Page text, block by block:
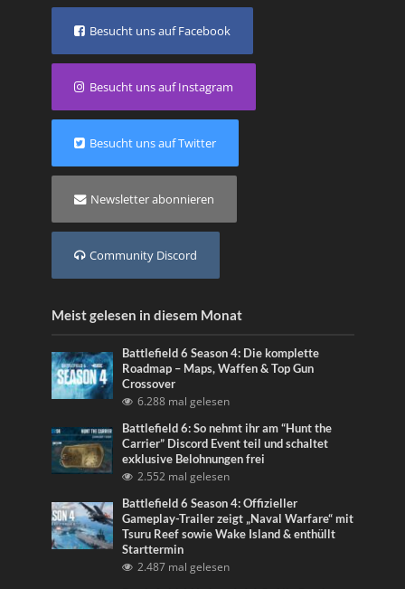
Besucht uns auf Facebook
Besucht uns auf Instagram
Besucht uns auf Twitter
Newsletter abonnieren
Community Discord
Meist gelesen in diesem Monat
Battlefield 6 Season 4: Die komplette
Roadmap – Maps, Waffen & Top Gun
Crossover
6.288 mal gelesen
Battlefield 6: So nehmt ihr am “Hunt the
Carrier” Discord Event teil und schaltet
exklusive Belohnungen frei
2.552 mal gelesen
Battlefield 6 Season 4: Offizieller
Gameplay-Trailer zeigt „Naval Warfare“ mit
Tsuru Reef sowie Wake Island & enthüllt
Starttermin
2.487 mal gelesen